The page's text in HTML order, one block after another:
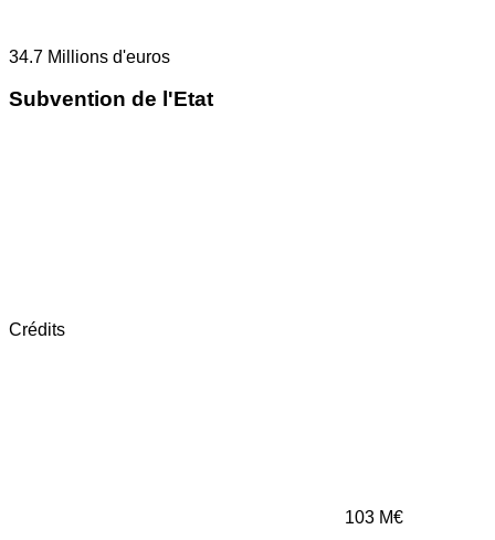
34.7 Millions d'euros
Subvention de l'Etat
Crédits
103 M€